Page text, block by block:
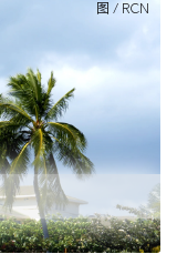
图 / RCN